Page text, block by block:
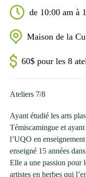
de 10:00 am à
Maison de la
60$ pour les 8
Ateliers 7/8
Ayant étudié les arts
Témiscamingue et
l’UQO en
enseigné 15 années
Elle a une passion pour
artistes en herbes qui